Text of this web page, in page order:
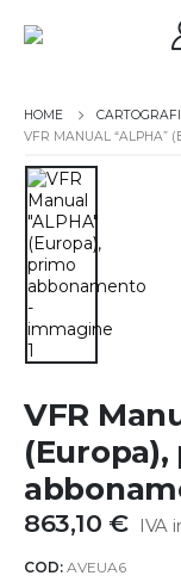
VFR MANUAL “ALPHA”
VFR
863,10€ IVA
COD: AVEUA6